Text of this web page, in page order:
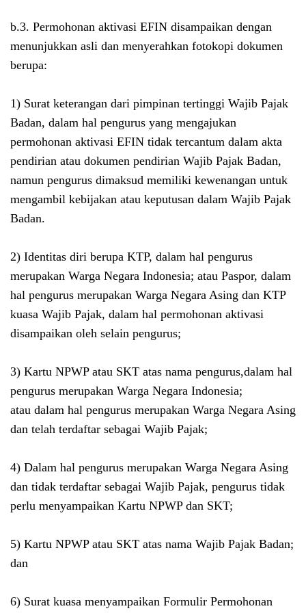
b.3. Permohonan aktivasi EFIN disampaikan dengan
menunjukkan asli dan menyerahkan fotokopi dokumen
berupa:
1) Surat keterangan dari pimpinan tertinggi Wajib Pajak
Badan, dalam hal pengurus yang mengajukan
permohonan aktivasi EFIN tidak tercantum dalam akta
pendirian atau dokumen pendirian Wajib Pajak Badan,
namun pengurus dimaksud memiliki kewenangan untuk
mengambil kebijakan atau keputusan dalam Wajib Pajak
Badan.
2) Identitas diri berupa KTP, dalam hal pengurus
merupakan Warga Negara Indonesia; atau Paspor, dalam
hal pengurus merupakan Warga Negara Asing dan KTP
kuasa Wajib Pajak, dalam hal permohonan aktivasi
disampaikan oleh selain pengurus;
3) Kartu NPWP atau SKT atas nama pengurus,dalam hal
pengurus merupakan Warga Negara Indonesia;
atau dalam hal pengurus merupakan Warga Negara Asing
dan telah terdaftar sebagai Wajib Pajak;
4) Dalam hal pengurus merupakan Warga Negara Asing
dan tidak terdaftar sebagai Wajib Pajak, pengurus tidak
perlu menyampaikan Kartu NPWP dan SKT;
5) Kartu NPWP atau SKT atas nama Wajib Pajak Badan;
dan
6) Surat kuasa menyampaikan Formulir Permohonan